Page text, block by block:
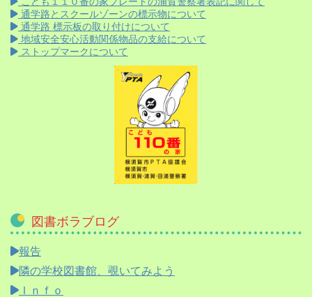
通学路とスクールゾーンの標示物について
通学路 標示板の取り付けについて
地域安全安心活動関係物品の支給について
ストップマークについて
図書ボラブログ
報告
隣の学校図書館、覗いてみよう
Ｉｎｆｏ